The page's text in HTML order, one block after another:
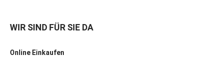
WIR SIND FÜR SIE DA
Online Einkaufen